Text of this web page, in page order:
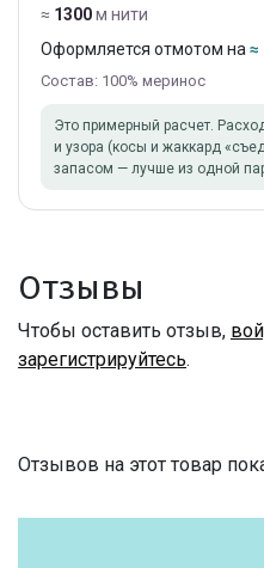
≈ 1300м нити
Оформляется отмотом на≈
Состав: 100% меринос
Это примерный расчет.
и узора (косы и жаккард
запасом — лучше из одной
Отзывы
Чтобы оставить отзыв,
зарегистрируйтесь.
Отзывов на этот товар